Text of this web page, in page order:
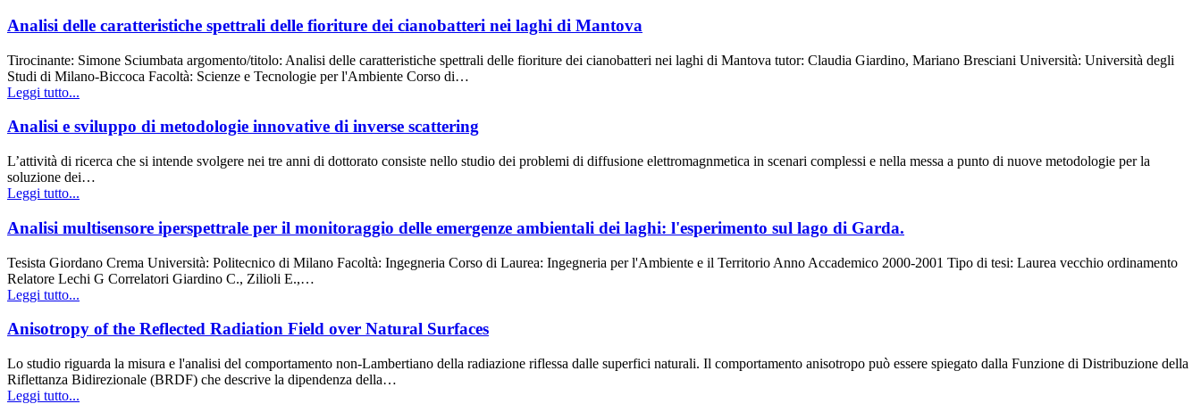
Analisi delle caratteristiche spettrali delle fioriture dei cianobatteri nei laghi di Mantova
Tirocinante: Simone Sciumbata argomento/titolo: Analisi delle caratteristiche spettrali delle fioriture dei cianobatteri nei laghi di Mantova tutor: Claudia Giardino, Mariano Bresciani Università: Università degli
Studi di Milano-Biccoca Facoltà: Scienze e Tecnologie per l'Ambiente Corso di…
Leggi tutto...
Analisi e sviluppo di metodologie innovative di inverse scattering
L’attività di ricerca che si intende svolgere nei tre anni di dottorato consiste nello studio dei problemi di diffusione elettromagnmetica in scenari complessi e nella messa a punto di nuove metodologie per la
soluzione dei…
Leggi tutto...
Analisi multisensore iperspettrale per il monitoraggio delle emergenze ambientali dei laghi: l'esperimento sul lago di Garda.
Tesista Giordano Crema Università: Politecnico di Milano Facoltà: Ingegneria Corso di Laurea: Ingegneria per l'Ambiente e il Territorio Anno Accademico 2000-2001 Tipo di tesi: Laurea vecchio ordinamento
Relatore Lechi G Correlatori Giardino C., Zilioli E.,…
Leggi tutto...
Anisotropy of the Reflected Radiation Field over Natural Surfaces
Lo studio riguarda la misura e l'analisi del comportamento non-Lambertiano della radiazione riflessa dalle superfici naturali. Il comportamento anisotropo può essere spiegato dalla Funzione di Distribuzione della
Riflettanza Bidirezionale (BRDF) che descrive la dipendenza della…
Leggi tutto...